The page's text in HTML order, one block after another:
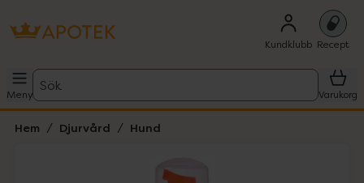
Kundklubb Recept
Meny
Sök
Varukorg
Hem Djurvård Hund